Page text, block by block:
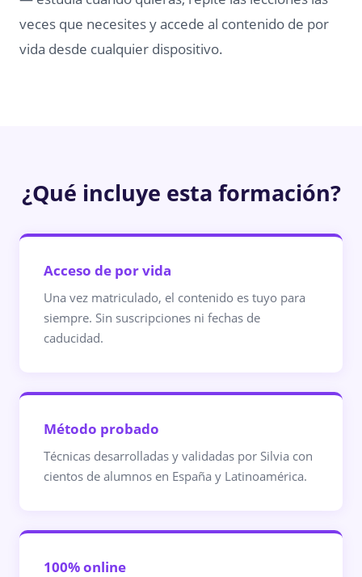
veces que necesites y accede al contenido de por
vida desde cualquier dispositivo.
¿Qué incluye esta formación?
Acceso de por vida
Una vez matriculado, el contenido es tuyo para
siempre. Sin suscripciones ni fechas de
caducidad.
Método probado
Técnicas desarrolladas y validadas por Silvia con
cientos de alumnos en España y Latinoamérica.
100% online